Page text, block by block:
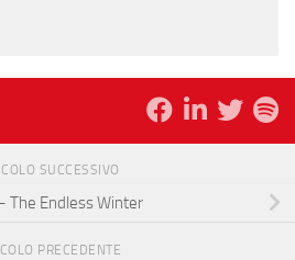
SUCCESSIVO
The Endless Winter
PRECEDENTE